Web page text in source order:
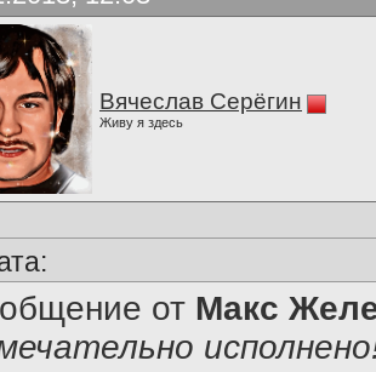
Вячеслав Серёгин
Живу я здесь
от Макс